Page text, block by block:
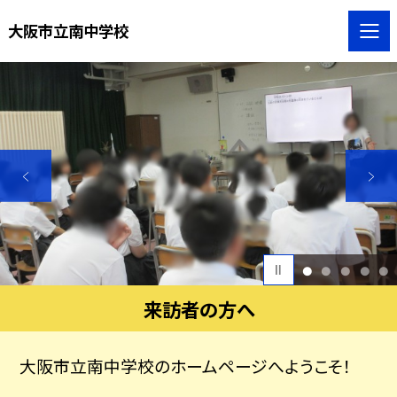
大阪市立南中学校
1 2 3 4 5
来訪者の方へ
大阪市立南中学校のホームページへようこそ！